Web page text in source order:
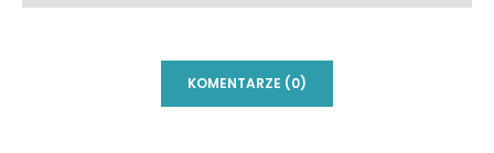
KOMENTARZE (0)